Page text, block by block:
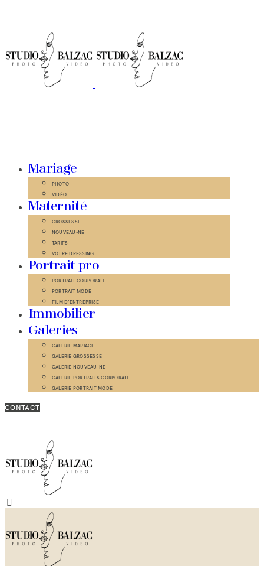
Mariage
PHOTO
VIDÉO
Maternité
GROSSESSE
NOUVEAU-NÉ
TARIFS
VOTRE DRESSING
Portrait pro
PORTRAIT CORPORATE
PORTRAIT MODE
FILM D’ENTREPRISE
Immobilier
Galeries
GALERIE MARIAGE
GALERIE GROSSESSE
GALERIE NOUVEAU-NÉ
GALERIE PORTRAITS CORPORATE
GALERIE PORTRAIT MODE
CONTACT